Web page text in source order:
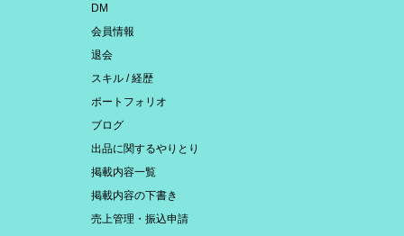
DM
会員情報
退会
スキル / 経歴
ポートフォリオ
ブログ
出品に関するやりとり
掲載内容一覧
掲載内容の下書き
売上管理・振込申請